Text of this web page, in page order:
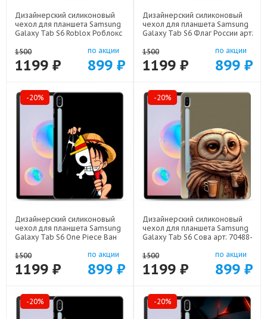
Дизайнерский силиконовый
чехол для планшета Samsung
Galaxy Tab S6 Roblox Роблокс
1500
1199 ₽
по акции
899 ₽
Дизайнерский силиконовый
чехол для планшета Samsung
Galaxy Tab S6 Флаг России арт:
1500
1199 ₽
по акции
899 ₽
-20%
Дизайнерский силиконовый
чехол для планшета Samsung
Galaxy Tab S6 One Piece Ван
1500
1199 ₽
по акции
899 ₽
-20%
Дизайнерский силиконовый
чехол для планшета Samsung
Galaxy Tab S6 Сова арт: 70488-
1500
1199 ₽
по акции
899 ₽
-20% -20%